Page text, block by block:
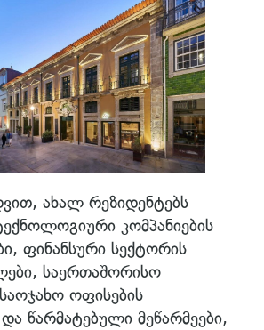
ახალ რეზიდენტებს
კომპანიების
ფინანსური სექტორის
საერთაშორისო
ოფისების
წარმატებული მეწარმეები,